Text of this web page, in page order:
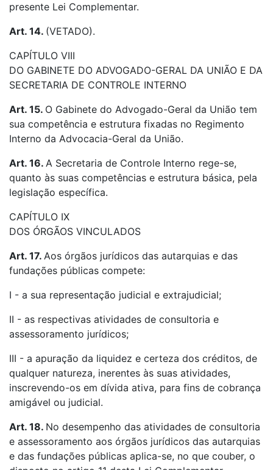
presente Lei Complementar.
Art. 14. (VETADO).
CAPÍTULO VIII
DO GABINETE DO ADVOGADO-GERAL DA UNIÃO E DA
SECRETARIA DE CONTROLE INTERNO
Art. 15. O Gabinete do Advogado-Geral da União tem
sua competência e estrutura fixadas no Regimento
Interno da Advocacia-Geral da União.
Art. 16. A Secretaria de Controle Interno rege-se,
quanto às suas competências e estrutura básica, pela
legislação específica.
CAPÍTULO IX
DOS ÓRGÃOS VINCULADOS
Art. 17. Aos órgãos jurídicos das autarquias e das
fundações públicas compete:
I - a sua representação judicial e extrajudicial;
II - as respectivas atividades de consultoria e
assessoramento jurídicos;
III - a apuração da liquidez e certeza dos créditos, de
qualquer natureza, inerentes às suas atividades,
inscrevendo-os em dívida ativa, para fins de cobrança
amigável ou judicial.
Art. 18. No desempenho das atividades de consultoria
e assessoramento aos órgãos jurídicos das autarquias
e das fundações públicas aplica-se, no que couber, o